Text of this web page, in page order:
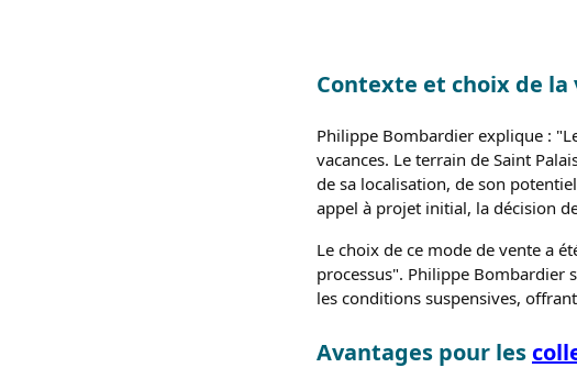
Contexte et choix de
Philippe Bombardier explique :
vacances. Le terrain de Saint
de sa localisation, de son
appel à projet initial, la décision
Le choix de ce mode de vente a
processus". Philippe Bombardier
les conditions suspensives,
Avantages pour les